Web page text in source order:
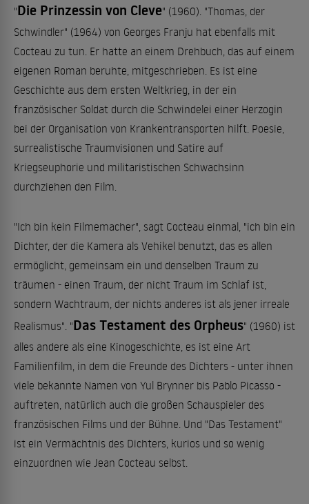
"Die Prinzessin von Cleve" (1960). "Thomas, der
Schwindler" (1964) von Georges Franju hat ebenfalls mit
Cocteau zu tun. Er hatte an einem Drehbuch, das auf einem
eigenen Roman beruhte, mitgeschrieben. Es ist eine
Geschichte aus dem ersten Weltkrieg, in der ein
französischer Soldat durch die Schwindelei einer Herzogin
bei der Organisation von Krankentransporten hilft. Poesie,
surrealistische Traumvisionen und Satire auf
Kriegseuphorie und militaristischen Schwachsinn
durchziehen den Film.
"Ich bin kein Filmemacher", sagt Cocteau einmal, "ich bin ein
Dichter, der die Kamera als Vehikel benutzt, das es allen
ermöglicht, gemeinsam ein und denselben Traum zu
träumen - einen Traum, der nicht Traum im Schlaf ist,
sondern Wachtraum, der nichts anderes ist als jener irreale
Realismus". "Das Testament des Orpheus" (1960) ist
alles andere als eine Kinogeschichte, es ist eine Art
Familienfilm, in dem die Freunde des Dichters - unter ihnen
viele bekannte Namen von Yul Brynner bis Pablo Picasso -
auftreten, natürlich auch die großen Schauspieler des
französischen Films und der Bühne. Und "Das Testament"
ist ein Vermächtnis des Dichters, kurios und so wenig
einzuordnen wie Jean Cocteau selbst.